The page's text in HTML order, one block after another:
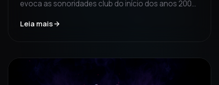
evoca as sonoridades club do início dos anos 2000.
tela e nostalgia da pista, convidando a se
Leia mais